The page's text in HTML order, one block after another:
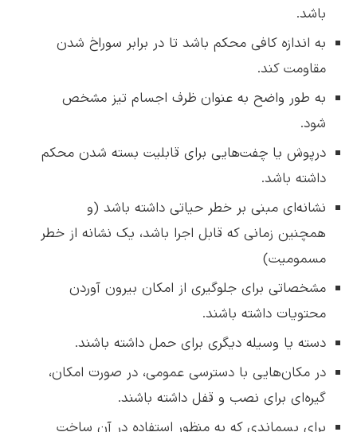
باشد.
به اندازه کافی محکم باشد تا در برابر سوراخ شدن
مقاومت کند.
به طور واضح به عنوان ظرف اجسام تیز مشخص
شود.
درپوش یا چفت‌هایی برای قابلیت بسته شدن محکم
داشته باشد.
نشانه‌ای مبنی بر خطر حیاتی داشته باشد (و
همچنین زمانی که قابل اجرا باشد، یک نشانه از خطر
مسمومیت)
مشخصاتی برای جلوگیری از امکان بیرون آوردن
محتویات داشته باشند.
دسته یا وسیله دیگری برای حمل داشته باشند.
در مکان‌هایی با دسترسی عمومی، در صورت امکان،
گیره‌ای برای نصب و قفل داشته باشند.